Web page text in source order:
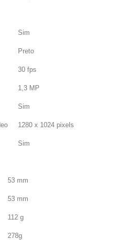
Sim
Preto
30 fps
1,3 MP
Sim
1280 x 1024 pixels
Sim
53 mm
53 mm
112 g
278g